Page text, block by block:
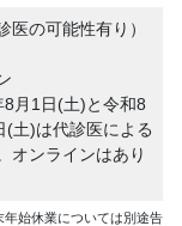
医の可能性有り）
8月1日(土)と令和8
(土)は代診医による
オンラインはあり
始休業については別途告